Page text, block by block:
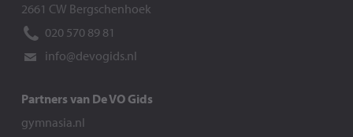
2661 CW Bergschenhoek
020 570 89 81
info@devogids.nl
Partners van De VO Gids
gymnasia.nl